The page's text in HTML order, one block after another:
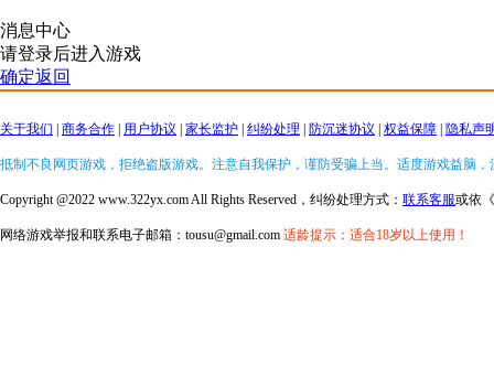
消息中心
请登录后进入游戏
确定返回
关于我们 商务合作 用户协议 家长监护 纠纷处理 防沉迷协议 权益保障 隐私声
抵制不良网页游戏，拒绝盗版游戏。注意自我保护，谨防受骗上当。适度游戏益脑
Copyright @2022 www.322yx.com All Rights Reserved，纠纷处理方式： 联系客服或依《
网络游戏举报和联系电子邮箱：tousu@gmail.com 适龄提示：适合18岁以上使用！